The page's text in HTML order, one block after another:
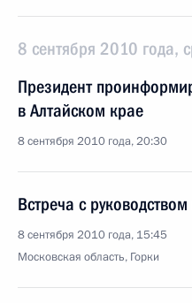
8 сентября 2010 года,
Президент
в Алтайском крае
8 сентября 2010 года, 20:30
Встреча с
8 сентября 2010 года, 15:45
Московская область, Горки